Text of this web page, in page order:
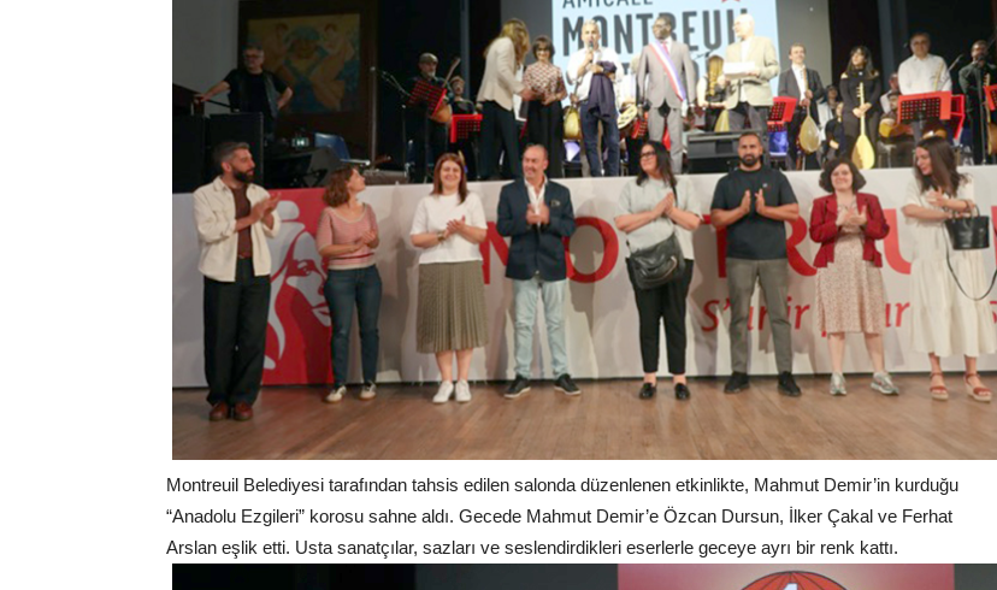
Montreuil Belediyesi tarafından tahsis edilen salonda düzenlenen etkinlikte, Mahmut Demir’in kurduğu
“Anadolu Ezgileri” korosu sahne aldı. Gecede Mahmut Demir’e Özcan Dursun, İlker Çakal ve Ferhat
Arslan eşlik etti. Usta sanatçılar, sazları ve seslendirdikleri eserlerle geceye ayrı bir renk kattı.